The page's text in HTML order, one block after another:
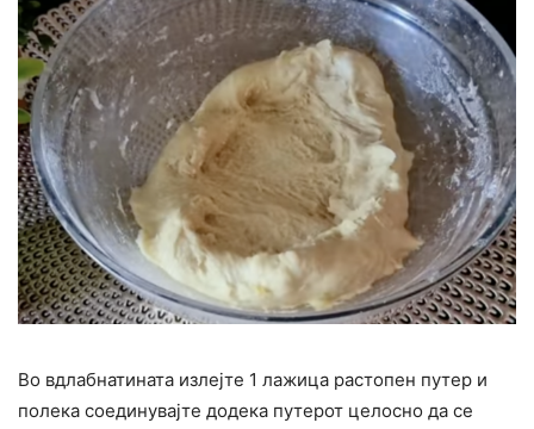
Во вдлабнатината излејте 1 лажица растопен путер и
полека соединувајте додека путерот целосно да се